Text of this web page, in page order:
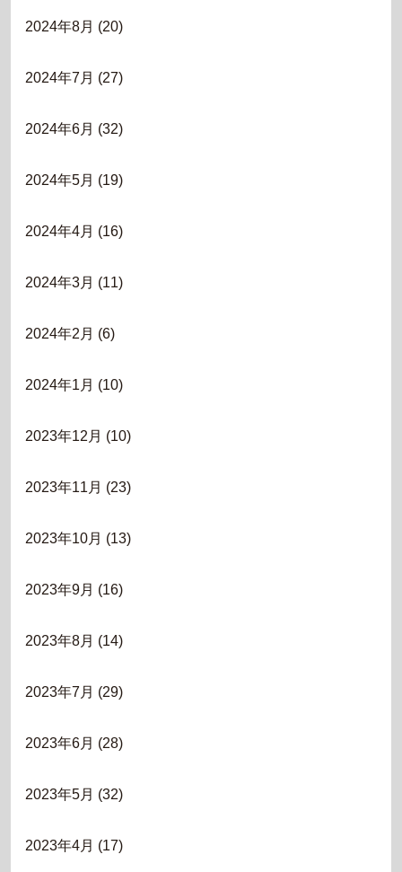
2024年8月 (20)
2024年7月 (27)
2024年6月 (32)
2024年5月 (19)
2024年4月 (16)
2024年3月 (11)
2024年2月 (6)
2024年1月 (10)
2023年12月 (10)
2023年11月 (23)
2023年10月 (13)
2023年9月 (16)
2023年8月 (14)
2023年7月 (29)
2023年6月 (28)
2023年5月 (32)
2023年4月 (17)